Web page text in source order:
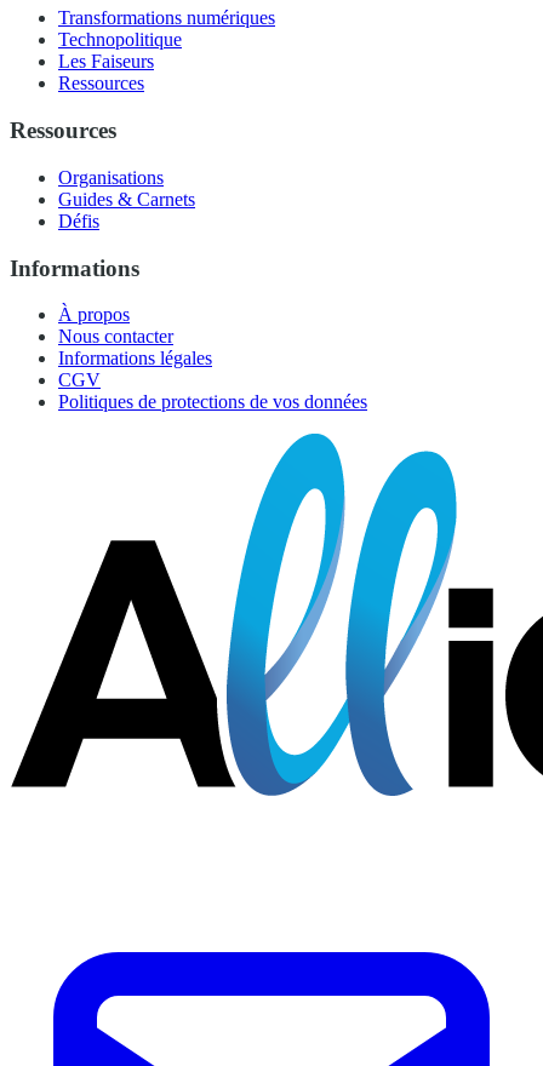
Transformations numériques
Technopolitique
Les Faiseurs
Ressources
Ressources
Organisations
Guides & Carnets
Défis
Informations
À propos
Nous contacter
Informations légales
CGV
Politiques de protections de vos données